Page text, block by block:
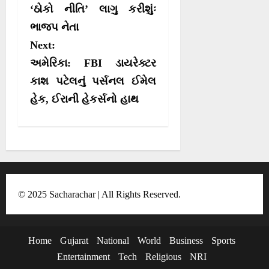
t
n
a
v
i
t
i
o
n
‘ઠોકો નીતિ’ લાગુ કરીશુંઃ
ભાજપ નેતા
Next:
અમેરિકા: FBI ડાયરેક્ટર
કાશ પટેલનું પર્સનલ ઈમેલ
હેક, ઈરાની હેકર્સનો હાથ
© 2025 Sacharachar | All Rights Reserved.
Home Gujarat National World Business
Sports
Entertainment
Tech Religious NRI